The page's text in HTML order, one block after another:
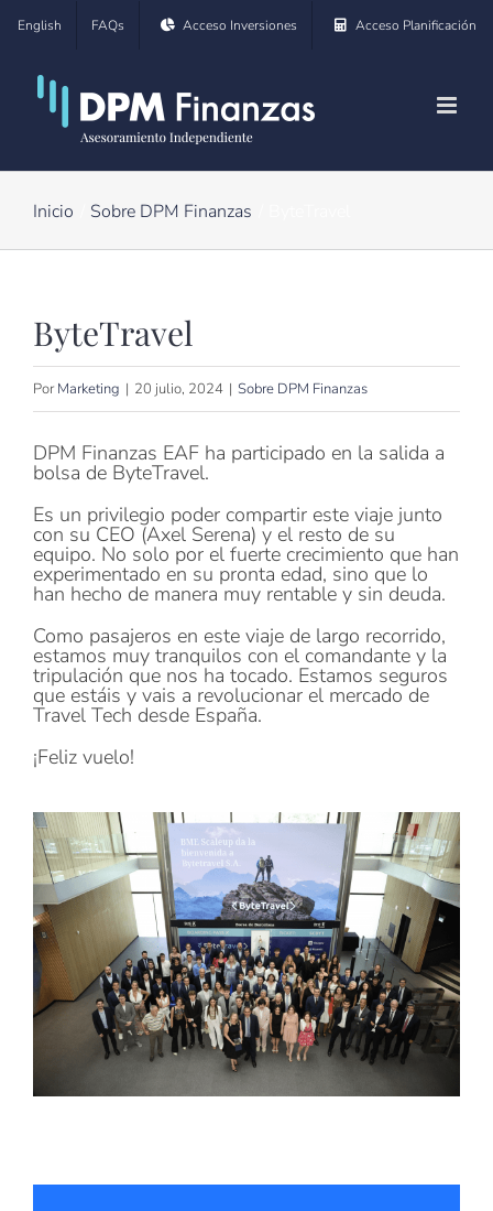
Saltar
contenido
English FAQs Acceso Inversiones Acceso Planificación
Inicio Sobre DPM Finanzas
ByteTravel
PorMarketing | 20 julio, 2024 | Sobre DPM Finanzas
DPM Finanzas EAF ha participado en la salida a
bolsa de ByteTravel.
Es un privilegio poder compartir este viaje junto
con su CEO (Axel Serena) y el resto de su
equipo. No solo por el fuerte crecimiento que han
experimentado en su pronta edad, sino que lo
han hecho de manera muy rentable y sin deuda.
Como pasajeros en este viaje de largo recorrido,
estamos muy tranquilos con el comandante y la
tripulación que nos ha tocado. Estamos seguros
que estáis y vais a revolucionar el mercado de
Travel Tech desde España.
¡Feliz vuelo!